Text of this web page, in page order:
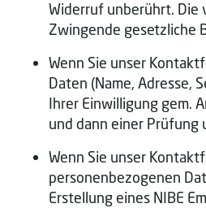
Widerruf unberührt. Die
Zwingende gesetzliche
Wenn Sie unser
Daten (Name, Adresse,
Ihrer Einwilligung gem.
und dann einer
Wenn Sie unser
personenbezogenen
Erstellung eines NIBE